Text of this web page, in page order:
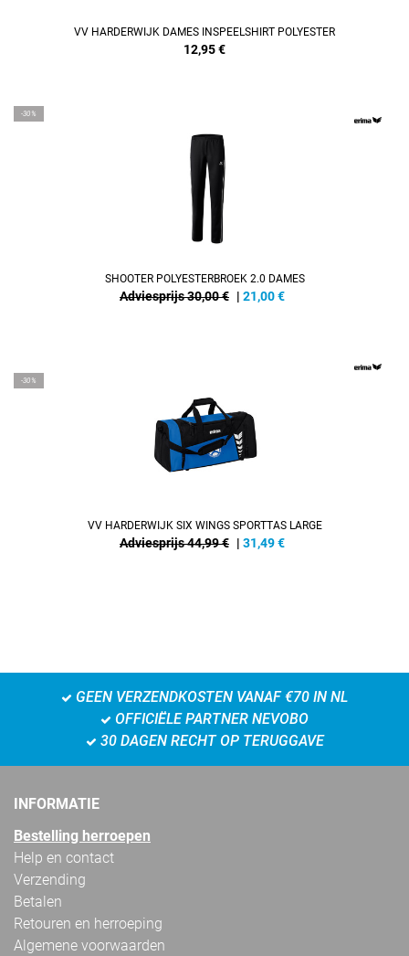
VV HARDERWIJK DAMES INSPEELSHIRT POLYESTER
12,95€
-30%
SHOOTER POLYESTERBROEK 2.0 DAMES
Adviesprijs 30,00 € | 21,00€
-30%
VV HARDERWIJK SIX WINGS SPORTTAS LARGE
Adviesprijs 44,99 € | 31,49€
GEEN VERZENDKOSTEN VANAF €70 IN NL
OFFICIËLE PARTNER NEVOBO
30 DAGEN RECHT OP TERUGGAVE
INFORMATIE
Bestelling herroepen
Help en contact
Verzending
Betalen
Retouren en herroeping
Algemene voorwaarden